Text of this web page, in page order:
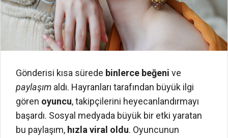
Gönderisi kısa sürede binlerce beğeni ve
paylaşım aldı. Hayranları tarafından büyük ilgi
gören oyuncu, takipçilerini heyecanlandırmayı
başardı. Sosyal medyada büyük bir etki yaratan
bu paylaşım, hızla viral oldu. Oyuncunun